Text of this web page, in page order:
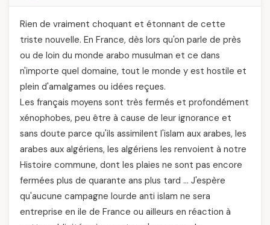
Rien de vraiment choquant et étonnant de cette
triste nouvelle. En France, dès lors qu'on parle de près
ou de loin du monde arabo musulman et ce dans
n'importe quel domaine, tout le monde y est hostile et
plein d'amalgames ou idées reçues.
Les français moyens sont très fermés et profondément
xénophobes, peu être à cause de leur ignorance et
sans doute parce qu'ils assimilent l'islam aux arabes, les
arabes aux algériens, les algériens les renvoient à notre
Histoire commune, dont les plaies ne sont pas encore
fermées plus de quarante ans plus tard … J'espère
qu'aucune campagne lourde anti islam ne sera
entreprise en ile de France ou ailleurs en réaction à